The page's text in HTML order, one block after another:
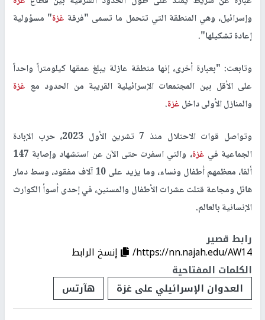
وإسرائيل، وهي المنطقة التي تتحمل ما تسمى "فرقة غزة" مسؤولية
إعادة تشكيلها".
وتابعت: "بعبارة أخرى، إنها منطقة عازلة يبلغ عمقها كيلومتراً واحداً
على الأقل بين المجتمعات الإسرائيلية القريبة من الحدود مع غزة
والمنازل الأولى داخلغزة.
وتواصل قوات الاحتلال منذ 7 تشرين الأول 2023، حرب الإبادة
الجماعية في غزة
، والتي اسفرت حتى الآن عن استشهاد وإصابة 147
ألفا، معظمهم أطفال ونساء، وما يزيد على 10 آلاف مفقود، وسط دمار
هائل ومجاعة قتلت عشرات الأطفال والمسنين، في إحدى أسوأ الكوارث
الإنسانية بالعالم.
رابط قصير
https://nn.najah.edu/AW14/
إنسخ الرابط
الكلمات المفتاحية
العدوان الإسرائيلي على غزة
هآرتس